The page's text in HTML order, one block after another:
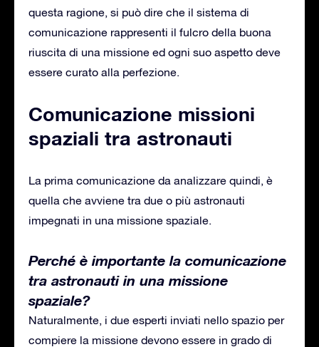
questa ragione, si può dire che il sistema di
comunicazione rappresenti il fulcro della buona
riuscita di una missione ed ogni suo aspetto deve
essere curato alla perfezione.
Comunicazione missioni
spaziali tra astronauti
La prima comunicazione da analizzare quindi, è
quella che avviene tra due o più astronauti
impegnati in una missione spaziale.
Perché è importante la comunicazione
tra astronauti in una missione
spaziale?
Naturalmente, i due esperti inviati nello spazio per
compiere la missione devono essere in grado di